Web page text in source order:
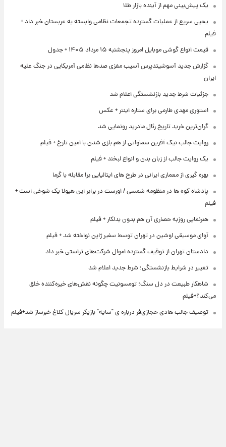
یک پیش‌بینی مهم از آینده بازار طلا
یحیی سریع از عملیات گسترده تجمعات نظامی وابسته به عربستان خبر داد +
فیلم
قیمت انواع گوشی موبایل امروز پنجشنبه ۱۵ مرداد ۱۴۰۵ + جدول
گزارش جدید آسوشیتدپرس آسیب مغزی صدها نظامی آمریکایی در جنگ علیه
ایران
جزئیات شرط جدید بازنشستگی اعلام شد
استوری مهدی طارمی برای ستاره اینتر + عکس
گران‌ترین خرید تاریخ رئال مادرید رونمایی شد
روایت جالب نیک آفرین سماواتی از هم بازی شدن با امین تارخ + فیلم
یک روایت جالب از زبان بدن و انواع لبخند + فیلم
بهره گیری از معماری ایرانی در طرح های ایتالیایی برا مقابله با گرما
پادشاه کوه ها در منظومه شمسی / اورست در برابر این هیولا یک شوخی است +
فیلم
هنرنمایی روزبه حصاری آن هم بدون بدلکار + فیلم
آوای موسیقی اوشین در تهران توسط سفیر ژاپن نواخته شد + فیلم
دادستان تهران از توقیف گسترده اموال شرکت‌های تراستی خبر داد
تغییر در شرایط بازنشستگی؛ شرط جدید اعلام شد
شاهکار طبیعت در دل سنگ؛ تومسونیت چگونه نقش‌های خیره‌کننده خلق
می‌کند؟+فیلم
توصیف جالب هادی حجازی‌فر درباره ی "سایه" بازیگر سریال کلاغ خبرساز شد+فیلم